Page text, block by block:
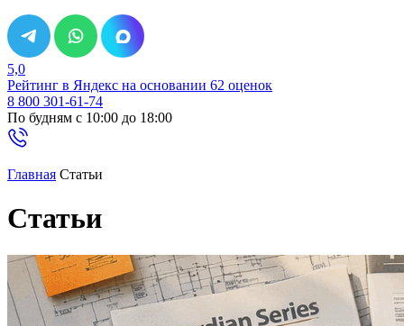
5,0
Рейтинг в Яндекс на основании 62 оценок
8 800 301-61-74
По будням с 10:00 до 18:00
Главная Статьи
Статьи